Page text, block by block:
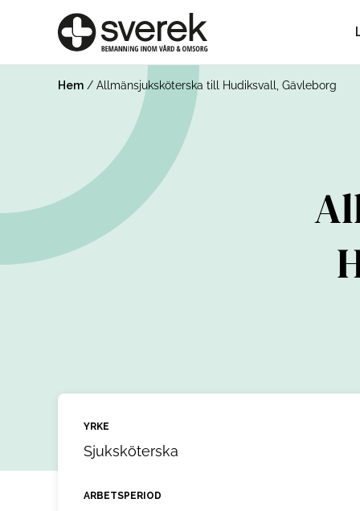
Hem / Allmänsjuksköterska till Hudiksvall, Gävleborg
YRKE
Sjuksköterska
ARBETSPERIOD